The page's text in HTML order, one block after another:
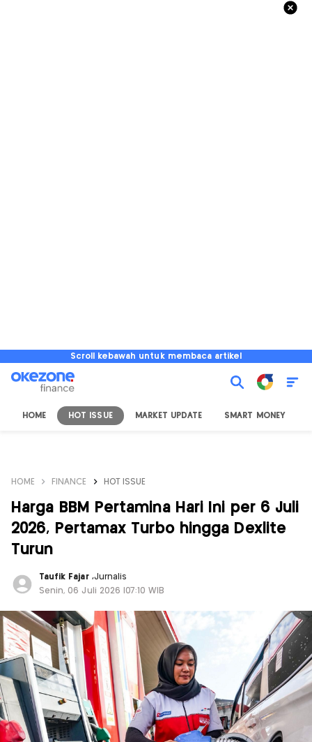
Scroll kebawah untuk membaca artikel
HOME HOT ISSUE MARKET UPDATE SMART MONEY
HOME FINANCE HOT ISSUE
Harga BBM Pertamina Hari Ini per 6 Juli
2026, Pertamax Turbo hingga Dexlite
Turun
Taufik Fajar ,Jurnalis
Senin, 06 Juli 2026 |07:10 WIB